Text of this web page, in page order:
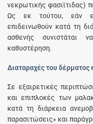
νεκρωτικής φασιϊτιδας)
Ως εκ τούτου, εάν
επιδεινωθούν κατά τη
ασθενής συνιστάται
καθυστέρηση.
Διαταραχές του δέρματος
Σε εξαιρετικές
και επιπλοκές των
κατά τη διάρκεια
παρασιτώσεις» και